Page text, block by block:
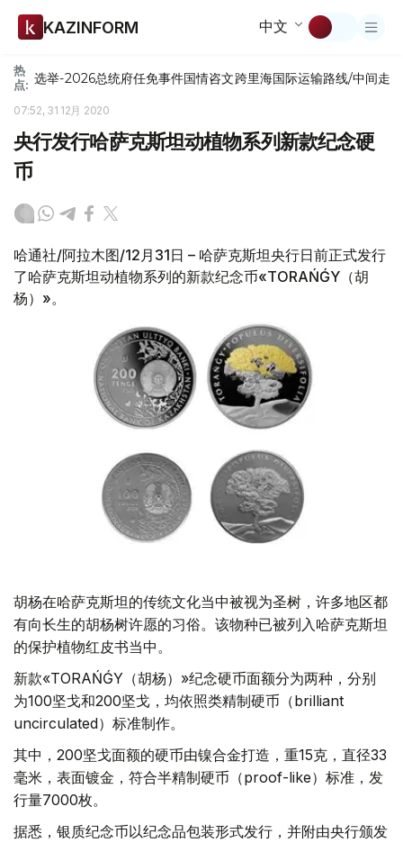
KAZINFORM 中文
热
点: 选举-2026总统府任免事件国情咨文跨里海国际运输路线/中间走廊
07:52, 31 12月 2020
央行发行哈萨克斯坦动植物系列新款纪念硬
币
哈通社/阿拉木图/12月31日 – 哈萨克斯坦央行日前正式发行
了哈萨克斯坦动植物系列的新款纪念币«TORAŃǴY（胡
杨）»。
胡杨在哈萨克斯坦的传统文化当中被视为圣树，许多地区都
有向长生的胡杨树许愿的习俗。该物种已被列入哈萨克斯坦
的保护植物红皮书当中。
新款«TORAŃǴY（胡杨）»纪念硬币面额分为两种，分别
为100坚戈和200坚戈，均依照类精制硬币（brilliant
uncirculated）标准制作。
其中，200坚戈面额的硬币由镍合金打造，重15克，直径33
毫米，表面镀金，符合半精制硬币（рrооf-like）标准，发
行量7000枚。
据悉，银质纪念币以纪念品包装形式发行，并附由央行颁发